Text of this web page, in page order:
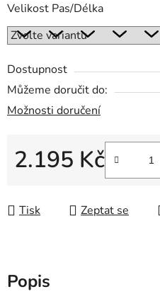
Velikost Pas/Délka
Dostupnost
Můžeme doručit do:
Možnosti doručení
2.195 Kč
Tisk Zeptat se
Popis